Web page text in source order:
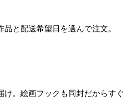
と配送希望日を選んで注文。
け。絵画フックも同封だからすぐ